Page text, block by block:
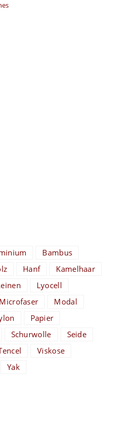
Bambus
Hanf
Kamelhaar
Lyocell
Microfaser
Modal
Papier
Schurwolle
Seide
Viskose
Yak